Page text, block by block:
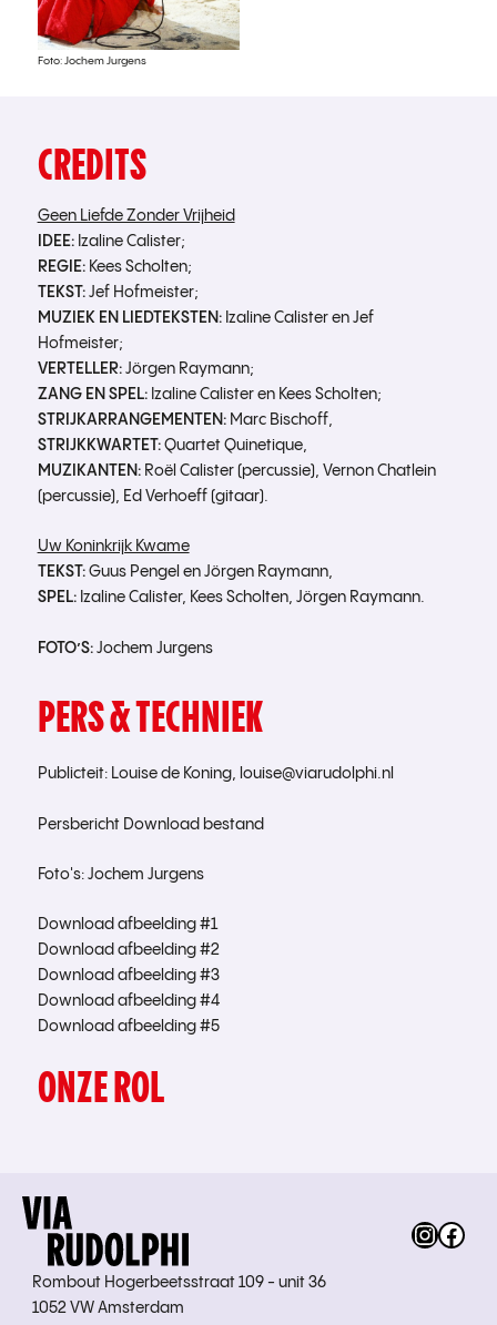
Foto: Jochem Jurgens
CREDITS
Geen Liefde Zonder Vrijheid
IDEE:Izaline Calister;
REGIE:Kees Scholten;
TEKST:Jef Hofmeister;
MUZIEK EN LIEDTEKSTEN:Izaline Calister en Jef
Hofmeister;
VERTELLER:Jörgen Raymann;
ZANG EN SPEL:Izaline Calister en Kees Scholten;
STRIJKARRANGEMENTEN:Marc Bischoff,
STRIJKKWARTET:Quartet Quinetique,
MUZIKANTEN:Roël Calister (percussie), Vernon Chatlein
(percussie), Ed Verhoeff (gitaar).
Uw Koninkrijk Kwame
TEKST:Guus Pengel en Jörgen Raymann,
SPEL:Izaline Calister, Kees Scholten, Jörgen Raymann.
FOTO’S:Jochem Jurgens
PERS & TECHNIEK
Publicteit: Louise de Koning, louise@viarudolphi.nl
Persbericht Download bestand
Foto's: Jochem Jurgens
Download afbeelding #1
Download afbeelding #2
Download afbeelding #3
Download afbeelding #4
Download afbeelding #5
ONZE ROL
Rombout Hogerbeetsstraat 109 - unit 36
1052 VW Amsterdam